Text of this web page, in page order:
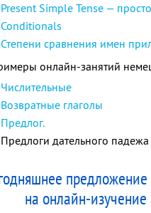
Present Simple Tense —
Conditionals
Степени сравнения имен
онлайн-занятий
Числительные
Возвратные глаголы
Предлог.
Предлоги дательного падежа
на онлайн-